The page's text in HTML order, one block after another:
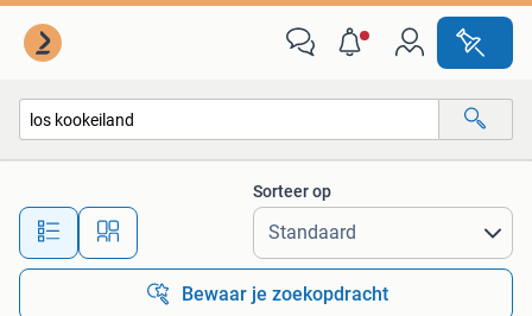
Alle afstanden…
Sorteer op
Bewaar je zoekopdracht